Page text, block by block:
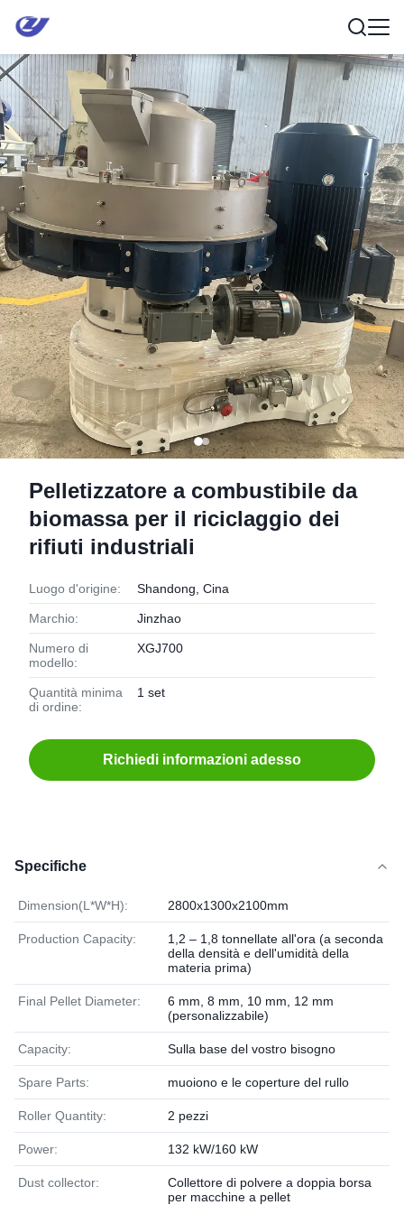
Pelletizzatore a combustibile da
biomassa per il riciclaggio dei
rifiuti industriali
Luogo d'origine: Shandong, Cina
Marchio: Jinzhao
Numero di
modello:
XGJ700
Quantità minima
di ordine:
1 set
Richiedi informazioni adesso
Specifiche
Dimension(L*W*H): 2800x1300x2100mm
Production Capacity:
1,2 – 1,8 tonnellate all'ora (a seconda
della densità e dell'umidità della
materia prima)
Final Pellet Diameter:
6 mm, 8 mm, 10 mm, 12 mm
(personalizzabile)
Capacity: Sulla base del vostro bisogno
Spare Parts: muoiono e le coperture del rullo
Roller Quantity: 2 pezzi
Power: 132 kW/160 kW
Dust collector:
Collettore di polvere a doppia borsa
per macchine a pellet